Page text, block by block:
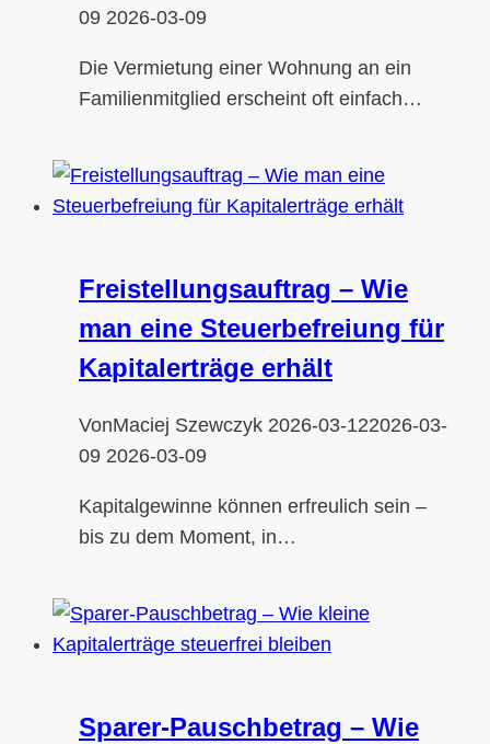
09 2026-03-09
Die Vermietung einer Wohnung an ein
Familienmitglied erscheint oft einfach…
Freistellungsauftrag – Wie
man eine Steuerbefreiung für
Kapitalerträge erhält
VonMaciej Szewczyk 2026-03-122026-03-
09 2026-03-09
Kapitalgewinne können erfreulich sein –
bis zu dem Moment, in…
Sparer-Pauschbetrag – Wie